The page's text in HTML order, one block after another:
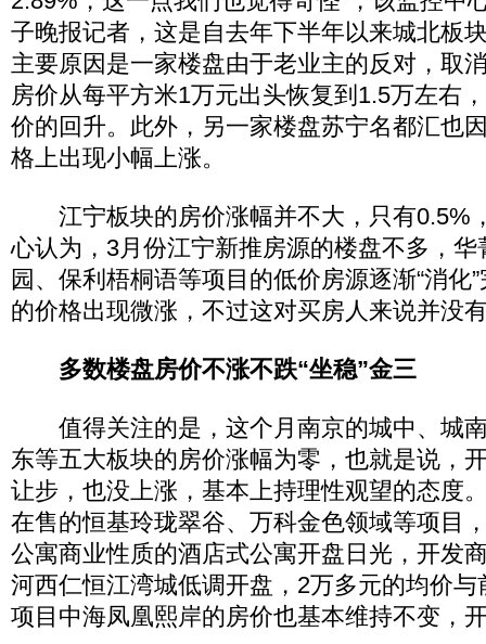
子晚报记者，这是自去年下半年以来城北板
主要原因是一家楼盘由于老业主的反对，取
房价从每平方米1万元出头恢复到1.5万左右
价的回升。此外，另一家楼盘苏宁名都汇也
格上出现小幅上涨。
江宁板块的房价涨幅并不大，只有0.5%
心认为，3月份江宁新推房源的楼盘不多，
园、保利梧桐语等项目的低价房源逐渐“消化
的价格出现微涨，不过这对买房人来说并没
多数楼盘房价不涨不跌“坐稳”金三
值得关注的是，这个月南京的城中、城
东等五大板块的房价涨幅为零，也就是说，
让步，也没上涨，基本上持理性观望的态度
在售的恒基玲珑翠谷、万科金色领域等项目
公寓商业性质的酒店式公寓开盘日光，开发
河西仁恒江湾城低调开盘，2万多元的均价
项目中海凤凰熙岸的房价也基本维持不变，